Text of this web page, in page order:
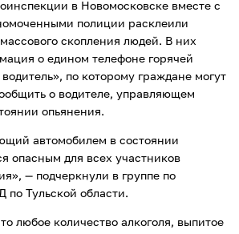
в Новомосковске вместе с
полиции расклеили
скопления людей. В них
о едином телефоне горячей
по которому граждане могут
о водителе, управляющем
опьянения.
автомобилем в состоянии
опасным для всех участников
— подчеркнули в группе по
по Тульской области.
любое количество алкоголя, выпитое